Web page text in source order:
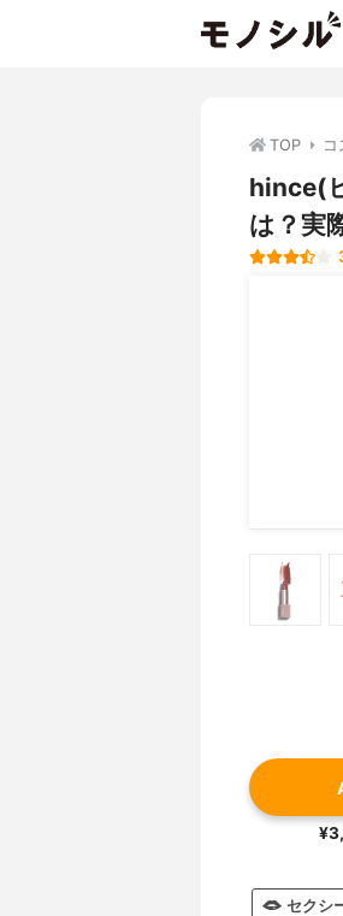
TOP コ
hince(
は？実
セクシ